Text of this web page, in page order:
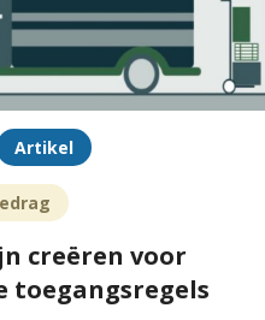
Artikel
creëren voor
toegangsregels